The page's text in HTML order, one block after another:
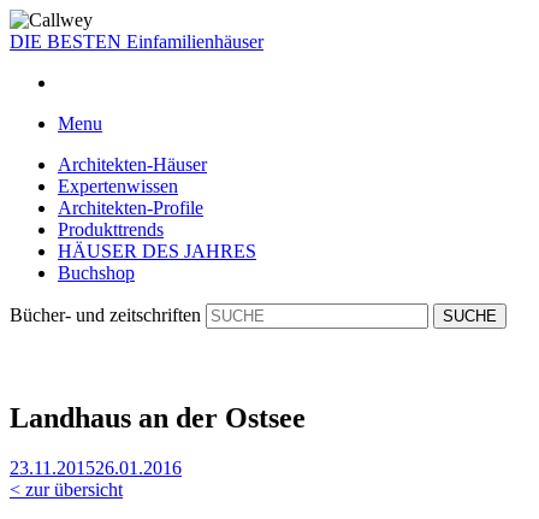
DIE BESTEN Einfamilienhäuser
Menu
Architekten-Häuser
Expertenwissen
Architekten-Profile
Produkttrends
HÄUSER DES JAHRES
Buchshop
Bücher- und zeitschriften
Land­haus an der Ost­see
23.11.201526.01.2016
< zur übersicht